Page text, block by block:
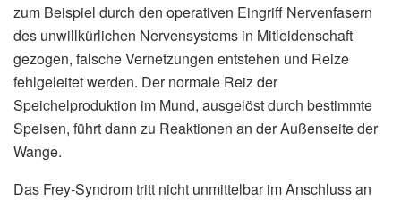
zum Beispiel durch den operativen Eingriff Nervenfasern
des unwillkürlichen Nervensystems in Mitleidenschaft
gezogen, falsche Vernetzungen entstehen und Reize
fehlgeleitet werden. Der normale Reiz der
Speichelproduktion im Mund, ausgelöst durch bestimmte
Speisen, führt dann zu Reaktionen an der Außenseite der
Wange.
Das Frey-Syndrom tritt nicht unmittelbar im Anschluss an